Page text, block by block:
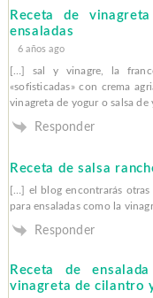
Receta de
ensaladas
6 años ago
[…] sal y vinagre, la
«sofisticadas» con crema
vinagreta de yogur o salsa de
Responder
Receta de salsa
[…] el blog encontrarás
para ensaladas como la
Responder
Receta de
vinagreta de cilantro